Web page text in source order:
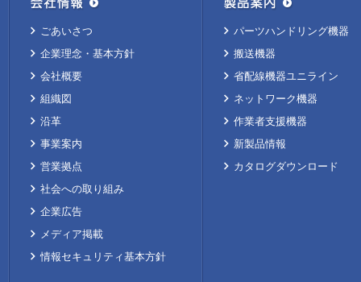
ごあいさつ
企業理念・基本方針
会社概要
組織図
沿革
事業案内
営業拠点
社会への取り組み
企業広告
メディア掲載
情報セキュリティ基本方針
パーツハンドリング機器
搬送機器
省配線機器ユニライン
ネットワーク機器
作業者支援機器
新製品情報
カタログダウンロード